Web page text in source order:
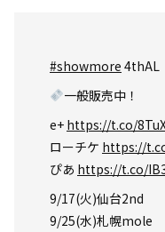
#showmore 4thAL
一般販売中！
e+ https://t.co/
ローチケ https://
ぴあ https://t.co/
9/17(火)仙台2nd
9/25(水)札幌mole